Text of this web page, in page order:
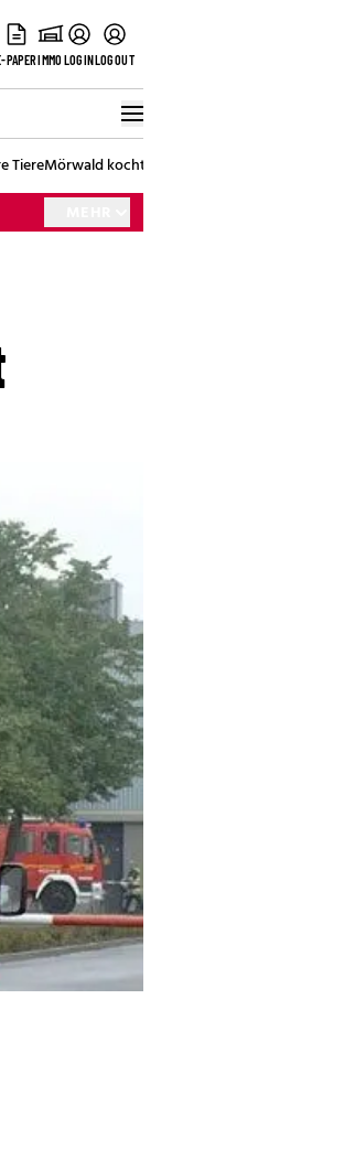
PAPERIMMOLOGINLOGOUT
TiereMörwald kocht